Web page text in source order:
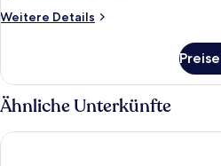
Weitere Details
Weitere
DELUXE
Ähnliche Unterkünfte
Courtyard by Marriott Siem Reap